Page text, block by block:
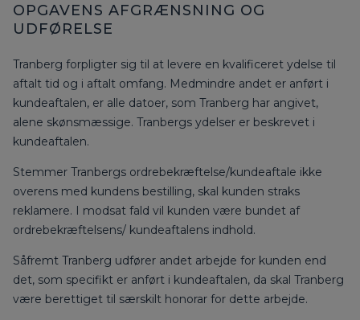
OPGAVENS AFGRÆNSNING OG
UDFØRELSE
Tranberg forpligter sig til at levere en kvalificeret ydelse til
aftalt tid og i aftalt omfang. Medmindre andet er anført i
kundeaftalen, er alle datoer, som Tranberg har angivet,
alene skønsmæssige. Tranbergs ydelser er beskrevet i
kundeaftalen.
Stemmer Tranbergs ordrebekræftelse/kundeaftale ikke
overens med kundens bestilling, skal kunden straks
reklamere. I modsat fald vil kunden være bundet af
ordrebekræftelsens/ kundeaftalens indhold.
Såfremt Tranberg udfører andet arbejde for kunden end
det, som specifikt er anført i kundeaftalen, da skal Tranberg
være berettiget til særskilt honorar for dette arbejde.